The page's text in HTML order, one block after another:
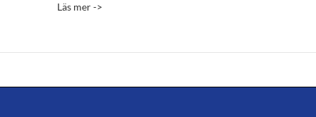
av 5
Läs mer ->